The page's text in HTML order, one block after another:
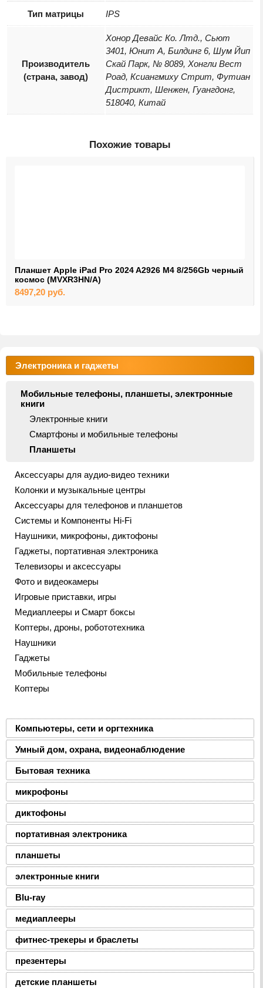
Тип матрицы IPS
Производитель
(страна, завод)
Хонор Девайс Ко. Лтд., Сьют
3401, Юнит А, Билдинг 6, Шум Йип
Скай Парк, № 8089, Хонгли Вест
Роад, Ксиангмиху Стрит, Футиан
Дистрикт, Шенжен, Гуангдонг,
518040, Китай
Похожие товары
Планшет Apple iPad Pro 2024 A2926 M4 8/256Gb черный
космос (MVXR3HN/A)
8497,20 руб.
Электроника и гаджеты
Мобильные телефоны, планшеты, электронные
книги
Электронные книги
Смартфоны и мобильные телефоны
Планшеты
Аксессуары для аудио-видео техники
Колонки и музыкальные центры
Аксессуары для телефонов и планшетов
Системы и Компоненты Hi-Fi
Наушники, микрофоны, диктофоны
Гаджеты, портативная электроника
Телевизоры и аксессуары
Фото и видеокамеры
Игровые приставки, игры
Медиаплееры и Смарт боксы
Коптеры, дроны, робототехника
Наушники
Гаджеты
Мобильные телефоны
Коптеры
Компьютеры, сети и оргтехника
Умный дом, охрана, видеонаблюдение
Бытовая техника
микрофоны
диктофоны
портативная электроника
планшеты
электронные книги
Blu-ray
медиаплееры
фитнес-трекеры и браслеты
презентеры
детские планшеты